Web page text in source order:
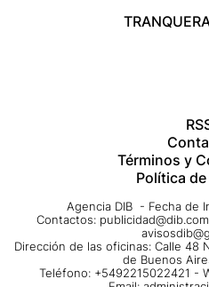
Términos y
Política
Agencia DIB - Fecha de
Contactos:
Dirección de las oficinas: Calle 48
de Buenos
Teléfono: +5492215022421 -